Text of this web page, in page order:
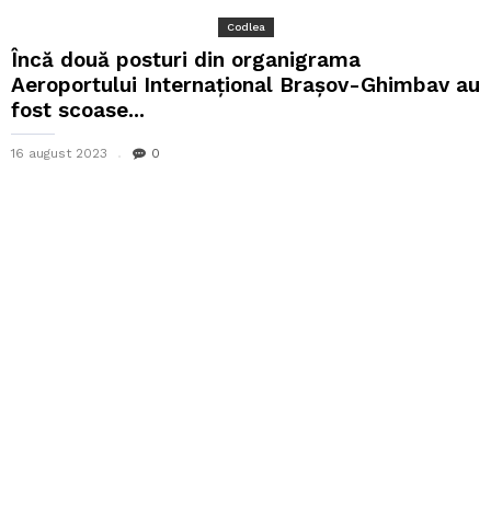
Codlea
Încă două posturi din organigrama
Aeroportului Internaţional Braşov-Ghimbav au
fost scoase...
16 august 2023 0